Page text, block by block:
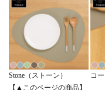
Stone（ストーン）
【▲このページの商品】
コ